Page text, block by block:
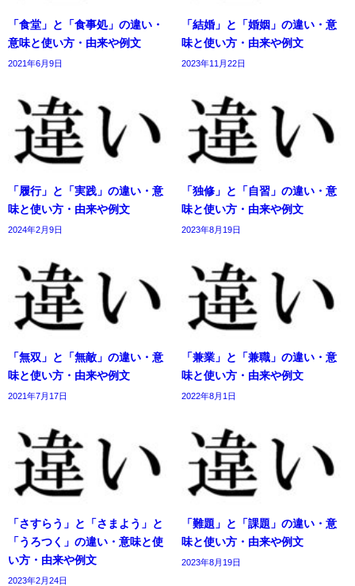
「食堂」と「食事処」の違い・
意味と使い方・由来や例文
2021年6月9日
「結婚」と「婚姻」の違い・意
味と使い方・由来や例文
2023年11月22日
「履行」と「実践」の違い・意
味と使い方・由来や例文
2024年2月9日
「独修」と「自習」の違い・意
味と使い方・由来や例文
2023年8月19日
「無双」と「無敵」の違い・意
味と使い方・由来や例文
2021年7月17日
「兼業」と「兼職」の違い・意
味と使い方・由来や例文
2022年8月1日
「さすらう」と「さまよう」と
「うろつく」の違い・意味と使
い方・由来や例文
2023年2月24日
「難題」と「課題」の違い・意
味と使い方・由来や例文
2023年8月19日